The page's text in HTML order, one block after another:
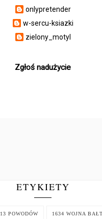
onlypretender
w-sercu-ksiazki
zielony_motyl
Zgłoś nadużycie
ETYKIETY
13 POWODÓW 1634 WOJNA